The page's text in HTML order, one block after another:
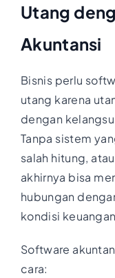
Utang
Akuntansi
Bisnis perlu
utang karena
dengan
Tanpa sistem
salah hitung,
akhirnya bisa
hubungan
kondisi
Software
cara: